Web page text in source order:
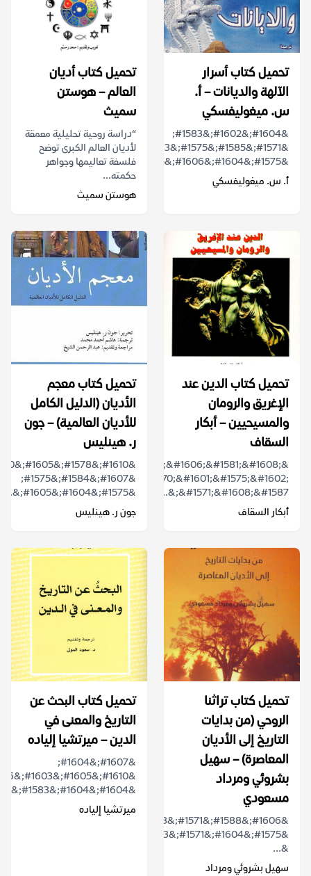
تحميل كتاب أسرار
الآلهة والديانات – أ.
س. ميغوليفسكي
&#1604;&#1602;&#1583;
&#1575;&#1604;&#1606;&#1575;&...
أ. س. ميغوليفسكي
تحميل كتاب أديان
العالم – هوستن
سميث
“دراسة روحية تحليلية معمقة
لأديان العالم الكبرى توضح
فلسفة تعاليمها وجواهر
حكمته...
هوستن سميث
تحميل كتاب الدين عند
الإغريق والرومان
والمسيحيين – أبكار
السقاف
&ldquo;&#1606;&#1581;&#1608;
&#1570;&#1601;&#1575;&#1602;
&#1571;&#1608;&#1587;&...
أبكار السقاف
تحميل كتاب معجم
الأديان (الدليل الكامل
للأديان العالمية) – جون
ر. هينليس
&#1607;&#1584;&#1575;
&#1575;&#1604;&#1605;&...
جون ر. هينليس
تحميل كتاب تراثنا
الروحي (من بدايات
التاريخ إلى الأديان
المعاصرة) – سهيل
بشروئي ومرداد
مسعودي
&...
سهيل بشروئي ومرداد
تحميل كتاب البحث عن
التاريخ والمعنى في
الدين – ميرتشيا إلياده
&#1607;&#1604;
&#1604;&#1604;&#1583;&#1610;&#1606;...
ميرتشيا إلياده